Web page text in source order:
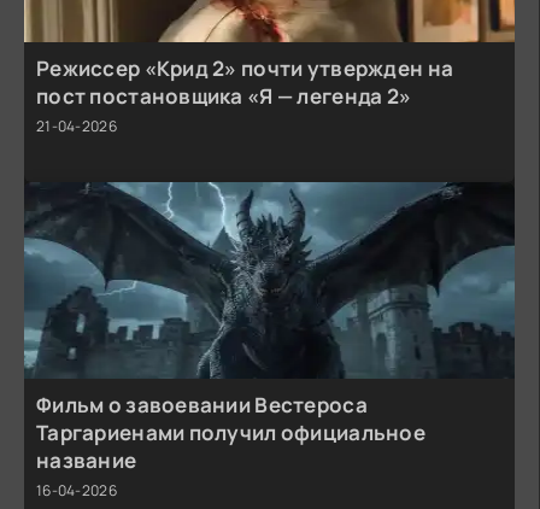
Режиссер «Крид 2» почти утвержден на
пост постановщика «Я — легенда 2»
21-04-2026
Фильм о завоевании Вестероса
Таргариенами получил официальное
название
16-04-2026